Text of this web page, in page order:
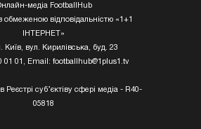
медіа FootballHub
обмеженою відповідальністю «1+1
ІНТЕРНЕТ»
Київ, вул. Кирилівська, буд. 23
01 01, Email: footballhub@1plus1.tv
Реєстрі суб’єктіву сфері медіа - R40-
05818